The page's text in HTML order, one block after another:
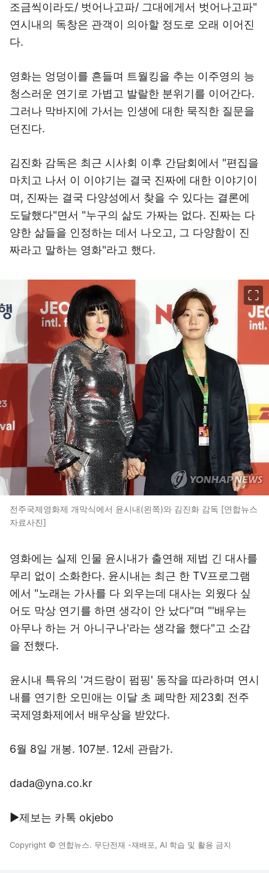
조금씩이라도/ 벗어나고파/ 그대에게서 벗어나고파"
연시내의 독창은 관객이 의아할 정도로 오래 이어진
다.
영화는 엉덩이를 흔들며 트월킹을 추는 이주영의 능
청스러운 연기로 가볍고 발랄한 분위기를 이어간다.
그러나 막바지에 가서는 인생에 대한 묵직한 질문을
던진다.
김진화 감독은 최근 시사회 이후 간담회에서 "편집을
마치고 나서 이 이야기는 결국 진짜에 대한 이야기이
며, 진짜는 결국 다양성에서 찾을 수 있다는 결론에
도달했다"면서 "누구의 삶도 가짜는 없다. 진짜는 다
양한 삶들을 인정하는 데서 나오고, 그 다양함이 진
짜라고 말하는 영화"라고 했다.
전주국제영화제 개막식에서 윤시내(왼쪽)와 김진화 감독 [연합뉴스
자료사진]
영화에는 실제 인물 윤시내가 출연해 제법 긴 대사를
무리 없이 소화한다. 윤시내는 최근 한 TV프로그램
에서 "노래는 가사를 다 외우는데 대사는 외웠다 싶
어도 막상 연기를 하면 생각이 안 났다"며 "'배우는
아무나 하는 거 아니구나'라는 생각을 했다"고 소감
을 전했다.
윤시내 특유의 '겨드랑이 펌핑' 동작을 따라하며 연시
내를 연기한 오민애는 이달 초 폐막한 제23회 전주
국제영화제에서 배우상을 받았다.
6월 8일 개봉. 107분. 12세 관람가.
dada@yna.co.kr
▶제보는 카톡 okjebo
Copyright © 연합뉴스. 무단전재 -재배포, AI 학습 및 활용 금지